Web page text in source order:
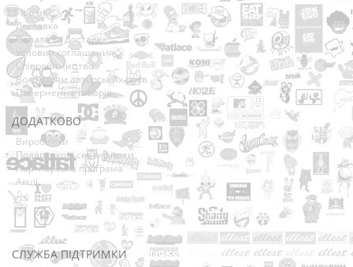
Про нас
Доставка
Оплата та Доставка
Условия соглашения
Співробітництво
Володарям авторських прав
Повернення товарів
ДОДАТКОВО
Виробники
Подарункові сертифікати
Партнерська програма
Акції
СЛУЖБА ПІДТРИМКИ